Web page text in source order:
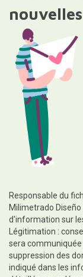
nouvelles
Responsable du
Milimetrado Diseño
d'information sur
Légitimation :
sera communiquée
suppression des
indiqué dans les